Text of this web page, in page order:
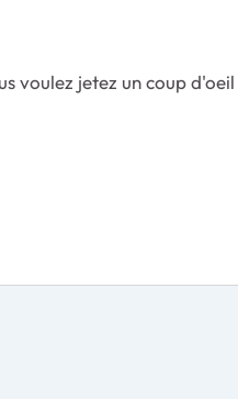
voulez jetez un coup